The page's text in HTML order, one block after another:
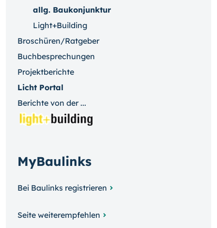
allg. Baukonjunktur
Light+Building
Broschüren/Ratgeber
Buchbesprechungen
Projektberichte
Licht Portal
Berichte von der ...
MyBaulinks
Bei Baulinks registrieren
Seite weiterempfehlen